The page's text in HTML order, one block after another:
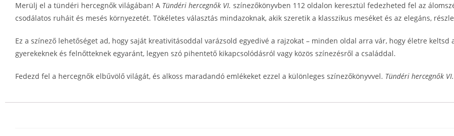
Merülj el a tündéri hercegnők világában! A Tündéri hercegnők VI. színezőkönyvben 112 oldalon keresztül fedezheted fel az
csodálatos ruháit és mesés környezetét. Tökéletes választás mindazoknak, akik szeretik a klasszikus meséket és az elegáns,
Ez a színező lehetőséget ad, hogy saját kreativitásoddal varázsold egyedivé a rajzokat – minden oldal arra vár, hogy életre
gyerekeknek és felnőtteknek egyaránt, legyen szó pihentető kikapcsolódásról vagy közös színezésről a családdal.
Fedezd fel a hercegnők elbűvölő világát, és alkoss maradandó emlékeket ezzel a különleges színezőkönyvvel. Tündéri hercegnők VI.